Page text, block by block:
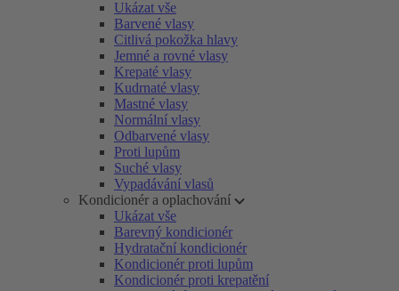
Ukázat vše
Barvené vlasy
Citlivá pokožka hlavy
Jemné a rovné vlasy
Krepaté vlasy
Kudrnaté vlasy
Mastné vlasy
Normální vlasy
Odbarvené vlasy
Proti lupům
Suché vlasy
Vypadávání vlasů
Kondicionér a oplachování
Ukázat vše
Barevný kondicionér
Hydratační kondicionér
Kondicionér proti lupům
Kondicionér proti krepatění